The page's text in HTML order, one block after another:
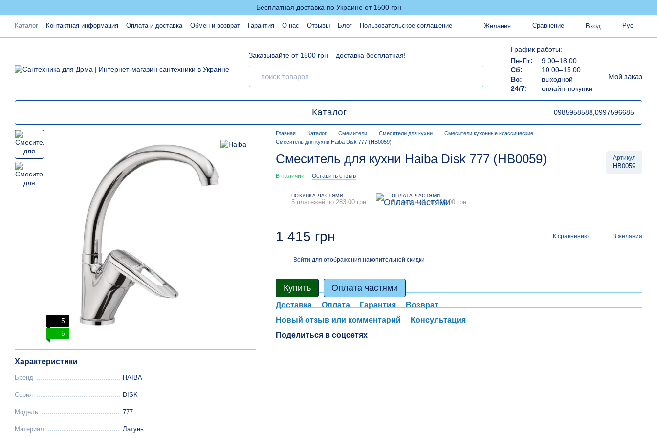
Бесплатная доставка по Украине от 1500 грн
Каталог Контактная информация Оплата и доставка Обмен и возврат Гарантия О нас Отзывы Блог Пользовательское соглашение Желания Сравнение Вход Рус
Заказывайте от 1500 грн – доставка бесплатная!
График работы:
Пн-Пт:
9:00–18:00
Сб:
10:00–15:00
Вс:
выходной
24/7:
онлайн-покупки
Мой заказ
Каталог 0985958588, 0997596685
5
5
Характеристики
Бренд HAIBA
Серия DISK
Модель 777
Материал Латунь
Главная Каталог Смемители Смесители для кухни
Смесители кухонные классические
Смеситель для кухни Haiba Disk 777 (HB0059)
Смеситель для кухни Haiba Disk 777 (HB0059) Артикул
HB0059
В наличии Оставить отзыв
ПОКУПКА ЧАСТЯМИ
5 платежей по 283.00 грн
ОПЛАТА ЧАСТЯМИ
5 платежей по 283.00 грн
1 415 грн К сравнению В желания
Войти для отображения накопительной скидки
Купить Оплата частями
Доставка Оплата Гарантия
Возврат
Новый отзыв или комментарий
Консультация
Поделиться в соцсетях